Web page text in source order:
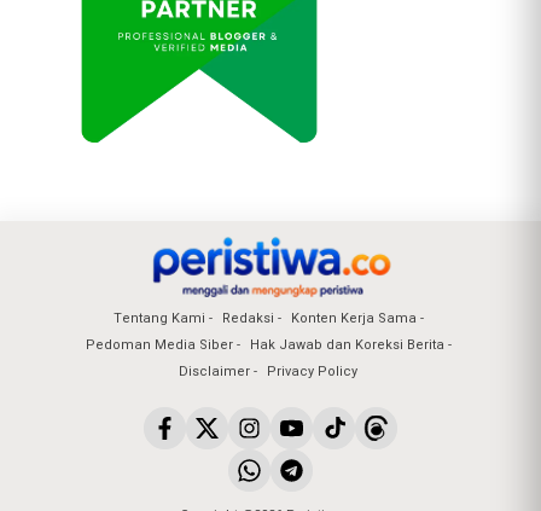
Tentang Kami Redaksi
Konten Kerja Sama
Pedoman Media Siber
Hak Jawab dan Koreksi Berita
Disclaimer
Privacy Policy